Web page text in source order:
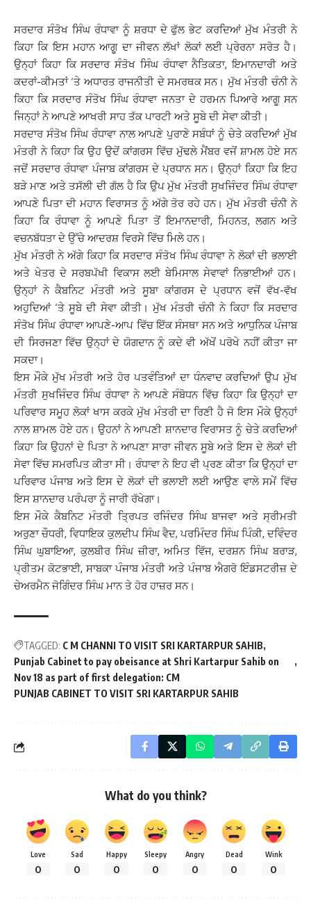
ਸਰਦਾਰ ਸੰਤੋਖ ਸਿੰਘ ਰੰਧਾਵਾ ਨੂੰ ਸ਼ਰਧਾ ਦੇ ਫੁੱਲ ਭੇਟ ਕਰਦਿਆਂ ਮੁੱਖ ਮੰਤਰੀ ਨੇ
ਕਿਹਾ ਕਿ ਇਸ ਮਹਾਨ ਆਗੂ ਦਾ ਜੀਵਨ ਲੱਖਾਂ ਲੋਕਾਂ ਲਈ ਪ੍ਰੇਰਨਾ ਸਰੋਤ ਹੈ।
ਉਨ੍ਹਾਂ ਕਿਹਾ ਕਿ ਸਰਦਾਰ ਸੰਤੋਖ ਸਿੰਘ ਰੰਧਾਵਾ ਨੈਤਿਕਤਾ, ਇਮਾਨਦਾਰੀ ਅਤੇ
ਕਦਰਾਂ-ਕੀਮਤਾਂ ‘ਤੇ ਅਧਾਰਤ ਰਾਜਨੀਤੀ ਦੇ ਸਮਰਥਕ ਸਨ। ਮੁੱਖ ਮੰਤਰੀ ਚੰਨੀ ਨੇ
ਕਿਹਾ ਕਿ ਸਰਦਾਰ ਸੰਤੋਖ ਸਿੰਘ ਰੰਧਾਵਾ ਜਨਤਾ ਦੇ ਹਰਮਨ ਪਿਆਰੇ ਆਗੂ ਸਨ
ਜਿਨ੍ਹਾਂ ਨੇ ਆਪਣੇ ਆਖਰੀ ਸਾਹ ਤੱਕ ਪਾਰਟੀ ਅਤੇ ਸੂਬੇ ਦੀ ਸੇਵਾ ਕੀਤੀ।
ਸਰਦਾਰ ਸੰਤੋਖ ਸਿੰਘ ਰੰਧਾਵਾ ਨਾਲ ਆਪਣੇ ਪੁਰਾਣੇ ਸਬੰਧਾਂ ਨੂੰ ਚੇਤੇ ਕਰਦਿਆਂ ਮੁੱਖ
ਮੰਤਰੀ ਨੇ ਕਿਹਾ ਕਿ ਉਹ ਉਦੋਂ ਕਾਂਗਰਸ ਵਿੱਚ ਮੁੱਢਲੇ ਮੈਂਬਰ ਵਜੋਂ ਸ਼ਾਮਲ ਹੋਏ ਸਨ
ਜਦੋਂ ਸਰਦਾਰ ਰੰਧਾਵਾ ਪੰਜਾਬ ਕਾਂਗਰਸ ਦੇ ਪ੍ਰਧਾਨ ਸਨ। ਉਨ੍ਹਾਂ ਕਿਹਾ ਕਿ ਇਹ
ਬੜੇ ਮਾਣ ਅਤੇ ਤਸੱਲੀ ਦੀ ਗੱਲ ਹੈ ਕਿ ਉਪ ਮੁੱਖ ਮੰਤਰੀ ਸੁਖਜਿੰਦਰ ਸਿੰਘ ਰੰਧਾਵਾ
ਆਪਣੇ ਪਿਤਾ ਦੀ ਮਹਾਨ ਵਿਰਾਸਤ ਨੂੰ ਅੱਗੇ ਤੋਰ ਰਹੇ ਹਨ। ਮੁੱਖ ਮੰਤਰੀ ਚੰਨੀ ਨੇ
ਕਿਹਾ ਕਿ ਰੰਧਾਵਾ ਨੂੰ ਆਪਣੇ ਪਿਤਾ ਤੋਂ ਇਮਾਨਦਾਰੀ, ਮਿਹਨਤ, ਲਗਨ ਅਤੇ
ਵਚਨਬੱਧਤਾ ਦੇ ਉੱਚੇ ਆਦਰਸ਼ ਵਿਰਸੇ ਵਿੱਚ ਮਿਲੇ ਹਨ।
ਮੁੱਖ ਮੰਤਰੀ ਨੇ ਅੱਗੇ ਕਿਹਾ ਕਿ ਸਰਦਾਰ ਸੰਤੋਖ ਸਿੰਘ ਰੰਧਾਵਾ ਨੇ ਲੋਕਾਂ ਦੀ ਭਲਾਈ
ਅਤੇ ਖੇਤਰ ਦੇ ਸਰਬਪੱਖੀ ਵਿਕਾਸ ਲਈ ਬੇਮਿਸਾਲ ਸੇਵਾਵਾਂ ਨਿਭਾਈਆਂ ਹਨ।
ਉਨ੍ਹਾਂ ਨੇ ਕੈਬਨਿਟ ਮੰਤਰੀ ਅਤੇ ਸੂਬਾ ਕਾਂਗਰਸ ਦੇ ਪ੍ਰਧਾਨ ਵਜੋਂ ਵੱਖ-ਵੱਖ
ਅਹੁਦਿਆਂ ‘ਤੇ ਸੂਬੇ ਦੀ ਸੇਵਾ ਕੀਤੀ। ਮੁੱਖ ਮੰਤਰੀ ਚੰਨੀ ਨੇ ਕਿਹਾ ਕਿ ਸਰਦਾਰ
ਸੰਤੋਖ ਸਿੰਘ ਰੰਧਾਵਾ ਆਪਣੇ-ਆਪ ਵਿੱਚ ਇੱਕ ਸੰਸਥਾ ਸਨ ਅਤੇ ਆਧੁਨਿਕ ਪੰਜਾਬ
ਦੀ ਸਿਰਜਣਾ ਵਿੱਚ ਉਨ੍ਹਾਂ ਦੇ ਯੋਗਦਾਨ ਨੂੰ ਕਦੇ ਵੀ ਅੱਖੋਂ ਪਰੋਖੇ ਨਹੀਂ ਕੀਤਾ ਜਾ
ਸਕਦਾ।
ਇਸ ਮੌਕੇ ਮੁੱਖ ਮੰਤਰੀ ਅਤੇ ਹੋਰ ਪਤਵੰਤਿਆਂ ਦਾ ਧੰਨਵਾਦ ਕਰਦਿਆਂ ਉਪ ਮੁੱਖ
ਮੰਤਰੀ ਸੁਖਜਿੰਦਰ ਸਿੰਘ ਰੰਧਾਵਾ ਨੇ ਆਪਣੇ ਸੰਬੋਧਨ ਵਿੱਚ ਕਿਹਾ ਕਿ ਉਨ੍ਹਾਂ ਦਾ
ਪਰਿਵਾਰ ਸਮੂਹ ਲੋਕਾਂ ਖਾਸ ਕਰਕੇ ਮੁੱਖ ਮੰਤਰੀ ਦਾ ਰਿਣੀ ਹੈ ਜੋ ਇਸ ਮੌਕੇ ਉਨ੍ਹਾਂ
ਨਾਲ ਸ਼ਾਮਲ ਹੋਏ ਹਨ। ਉਹਨਾਂ ਨੇ ਆਪਣੀ ਸ਼ਾਨਦਾਰ ਵਿਰਾਸਤ ਨੂੰ ਚੇਤੇ ਕਰਦਿਆਂ
ਕਿਹਾ ਕਿ ਉਹਨਾਂ ਦੇ ਪਿਤਾ ਨੇ ਆਪਣਾ ਸਾਰਾ ਜੀਵਨ ਸੂਬੇ ਅਤੇ ਇਸ ਦੇ ਲੋਕਾਂ ਦੀ
ਸੇਵਾ ਵਿੱਚ ਸਮਰਪਿਤ ਕੀਤਾ ਸੀ। ਰੰਧਾਵਾ ਨੇ ਇਹ ਵੀ ਪ੍ਰਣ ਕੀਤਾ ਕਿ ਉਨ੍ਹਾਂ ਦਾ
ਪਰਿਵਾਰ ਪੰਜਾਬ ਅਤੇ ਇਸ ਦੇ ਲੋਕਾਂ ਦੀ ਭਲਾਈ ਲਈ ਆਉਣ ਵਾਲੇ ਸਮੇਂ ਵਿੱਚ
ਇਸ ਸ਼ਾਨਦਾਰ ਪਰੰਪਰਾ ਨੂੰ ਜਾਰੀ ਰੱਖੇਗਾ।
ਇਸ ਮੌਕੇ ਕੈਬਨਿਟ ਮੰਤਰੀ ਤ੍ਰਿਪਤ ਰਜਿੰਦਰ ਸਿੰਘ ਬਾਜਵਾ ਅਤੇ ਸ੍ਰੀਮਤੀ
ਅਰੁਣਾ ਚੌਧਰੀ, ਵਿਧਾਇਕ ਕੁਲਦੀਪ ਸਿੰਘ ਵੈਦ, ਪਰਮਿੰਦਰ ਸਿੰਘ ਪਿੰਕੀ, ਦਵਿੰਦਰ
ਸਿੰਘ ਘੁਬਾਇਆ, ਕੁਲਬੀਰ ਸਿੰਘ ਜ਼ੀਰਾ, ਅਮਿਤ ਵਿੱਜ, ਦਰਸ਼ਨ ਸਿੰਘ ਬਰਾੜ,
ਪ੍ਰੀਤਮ ਕੋਟਭਾਈ, ਸਾਬਕਾ ਪੰਜਾਬ ਮੰਤਰੀ ਅਤੇ ਪੰਜਾਬ ਐਗਰੋ ਇੰਡਸਟਰੀਜ਼ ਦੇ
ਚੇਅਰਮੈਨ ਜੋਗਿੰਦਰ ਸਿੰਘ ਮਾਨ ਤੇ ਹੋਰ ਹਾਜ਼ਰ ਸਨ।
TAGGED: C M CHANNI TO VISIT SRI KARTARPUR SAHIB
Punjab Cabinet to pay obeisance at Shri Kartarpur Sahib on
Nov 18 as part of first delegation: CM
PUNJAB CABINET TO VISIT SRI KARTARPUR SAHIB
What do you think?
Love
0
Sad
0
Happy
0
Sleepy
0
Angry
0
Dead
0
Wink
0